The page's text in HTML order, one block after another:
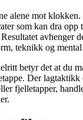
alene mot
som kan dra opp
avhenger
teknikk og mental
betyr det at du
Der
fjelletapper,